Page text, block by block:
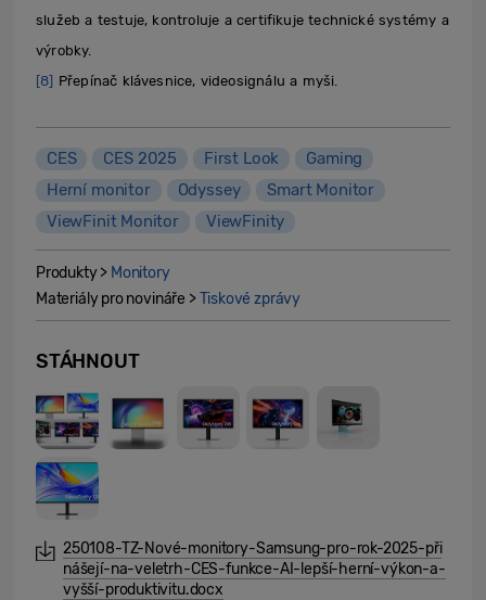
služeb a testuje, kontroluje a certifikuje technické systémy a
výrobky.
[8] Přepínač klávesnice, videosignálu a myši.
CES CES 2025 First Look
Gaming
Herní monitor
Odyssey
Smart Monitor
ViewFinit Monitor
ViewFinity
Produkty > Monitory
Materiály pro novináře >Tiskové zprávy
STÁHNOUT
250108-TZ-Nové-monitory-Samsung-pro-rok-2025-při
nášejí-na-veletrh-CES-funkce-AI-lepší-herní-výkon-a-
vyšší-produktivitu.docx